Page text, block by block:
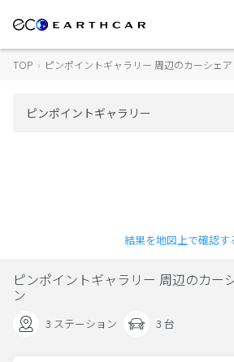
TOP › ピンポイントギャラリー 周辺のカーシェ
結果を地図上で確認す
ピンポイントギャラリー 周辺のカー
ン
3 ステーション 3 台